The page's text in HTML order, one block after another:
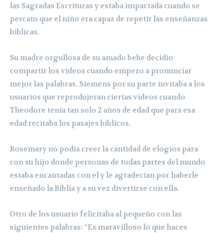
las Sagradas Escrituras y estaba impactada cuando se
percato que el niño era capaz de repetir las enseñanzas
biblicas.
Su madre orgullosa de su amado bebe decidio
compartir los videos cuando empezo a pronunciar
mejor las palabras. Siemens por su parte invitaba a los
usuarios que reprodujeran ciertas videos cuando
Theodore tenia tan solo 2 años de edad que para esa
edad recitaba los pasajes biblicos.
Rosemary no podia creer la cantidad de elogios para
con su hijo donde personas de todas partes del mundo
estaba encantadas con el y le agradecian por haberle
enseñado la Biblia y a su vez divertirse con ella.
Otro de los usuario felicitaba al pequeño con las
siguientes palabras: “Es maravilloso lo que haces